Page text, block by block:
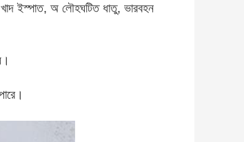
ইস্পাত, অ লৌহঘটিত ধাতু, ভারবহন